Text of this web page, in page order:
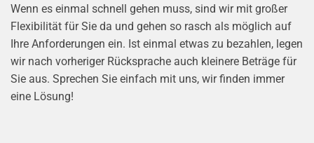
Wenn es einmal schnell gehen muss, sind wir mit großer
Flexibilität für Sie da und gehen so rasch als möglich auf
Ihre Anforderungen ein. Ist einmal etwas zu bezahlen, legen
wir nach vorheriger Rücksprache auch kleinere Beträge für
Sie aus. Sprechen Sie einfach mit uns, wir finden immer
eine Lösung!